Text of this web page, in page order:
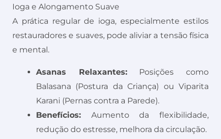
Ioga e Alongamento Suave
A prática regular de ioga, especialmente estilos
restauradores e suaves, pode aliviar a tensão física
e mental.
Asanas Relaxantes:Posições como
Balasana (Postura da Criança) ou Viparita
Karani (Pernas contra a Parede).
Benefícios: Aumento da flexibilidade,
redução do estresse, melhora da circulação.